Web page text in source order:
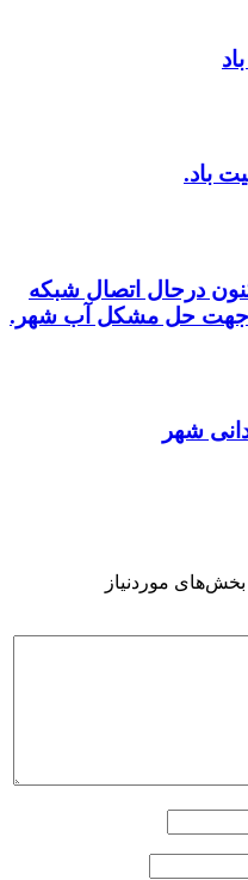
باد.
درحال اتصال شبکه
جهت حل مشکل آب شهر.
شهر
بخش‌های موردنیاز